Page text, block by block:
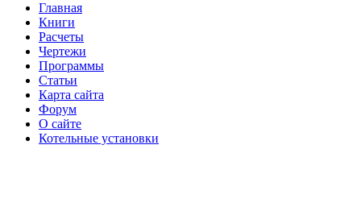
Главная
Книги
Расчеты
Чертежи
Программы
Статьи
Карта сайта
Форум
О сайте
Котельные установки